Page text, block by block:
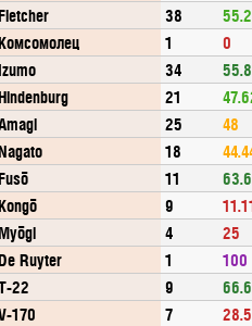
38
1
0
34
21
25
48
18
11
9
4
25
Ruyter 1
100
22 9
170 7